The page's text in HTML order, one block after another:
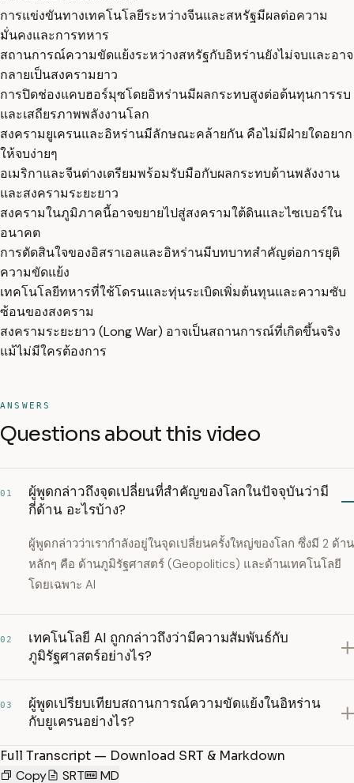
การแข่งขันทางเทคโนโลยีระหว่างจีนและสหรัฐมีผลต่อความ
มั่นคงและการทหาร
สถานการณ์ความขัดแย้งระหว่างสหรัฐกับอิหร่านยังไม่จบและอาจ
กลายเป็นสงครามยาว
การปิดช่องแคบฮอร์มุซโดยอิหร่านมีผลกระทบสูงต่อต้นทุนการรบ
และเสถียรภาพพลังงานโลก
สงครามยูเครนและอิหร่านมีลักษณะคล้ายกัน คือไม่มีฝ่ายใดอยาก
ให้จบง่ายๆ
อเมริกาและจีนต่างเตรียมพร้อมรับมือกับผลกระทบด้านพลังงาน
และสงครามระยะยาว
สงครามในภูมิภาคนี้อาจขยายไปสู่สงครามใต้ดินและไซเบอร์ใน
อนาคต
การตัดสินใจของอิสราเอลและอิหร่านมีบทบาทสำคัญต่อการยุติ
ความขัดแย้ง
เทคโนโลยีทหารที่ใช้โดรนและทุ่นระเบิดเพิ่มต้นทุนและความซับ
ซ้อนของสงคราม
สงครามระยะยาว (Long War) อาจเป็นสถานการณ์ที่เกิดขึ้นจริง
แม้ไม่มีใครต้องการ
ANSWERS
Questions about this video
01
ผู้พูดกล่าวถึงจุดเปลี่ยนที่สำคัญของโลกในปัจจุบันว่ามี
กี่ด้าน อะไรบ้าง?
ผู้พูดกล่าวว่าเรากำลังอยู่ในจุดเปลี่ยนครั้งใหญ่ของโลก ซึ่งมี 2 ด้าน
หลักๆ คือ ด้านภูมิรัฐศาสตร์ (Geopolitics) และด้านเทคโนโลยี
โดยเฉพาะ AI
02
เทคโนโลยี AI ถูกกล่าวถึงว่ามีความสัมพันธ์กับ
ภูมิรัฐศาสตร์อย่างไร?
03
ผู้พูดเปรียบเทียบสถานการณ์ความขัดแย้งในอิหร่าน
กับยูเครนอย่างไร?
Full Transcript — Download SRT & Markdown
Copy
SRT MD